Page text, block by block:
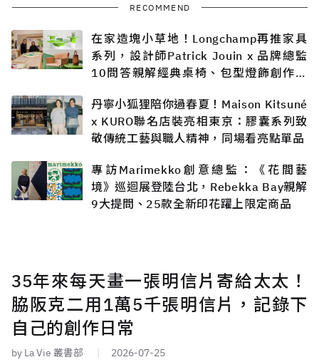
RECOMMEND
在家造塊小草地！Longchamp再推家具
系列，設計師Patrick Jouin x 品牌總監
10問答親解經典桌椅、包型燈飾創作過
丹寧小狐狸陪你過春夏！Maison Kitsuné
x KURO聯名店裝亮相東京：膠囊系列致
敬傳統工藝與職人精神，同場看亮點單品
專訪Marimekko創意總監：《花間藝
境》巡迴展登陸台北，Rebekka Bay親解
9大提問、25款全新印花躍上限定商品
35年來每天畫一張明信片寄給太太！
脇阪克二用1萬5千張明信片，記錄下
自己的創作日常
by La Vie 叢書部 2026-07-25